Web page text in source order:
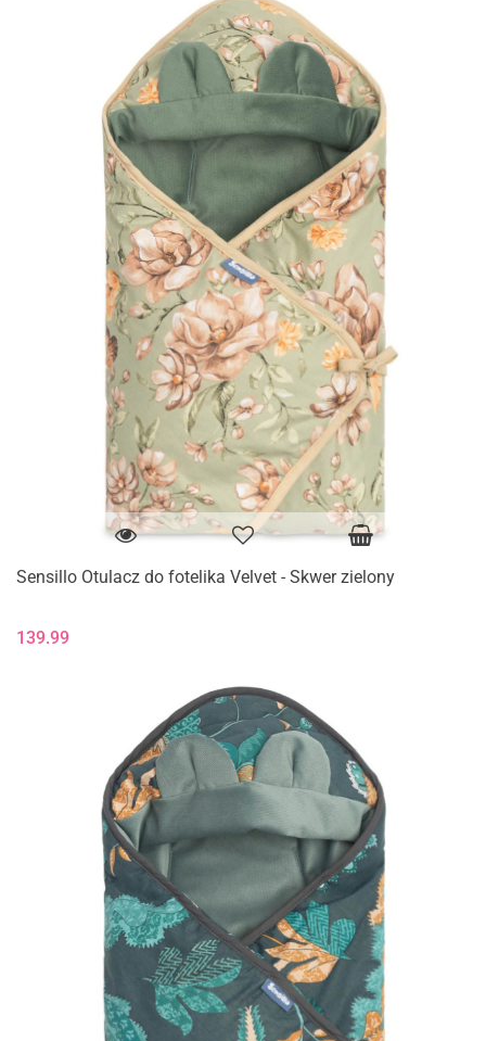
Sensillo Otulacz do fotelika Velvet - Skwer zielony
139.99